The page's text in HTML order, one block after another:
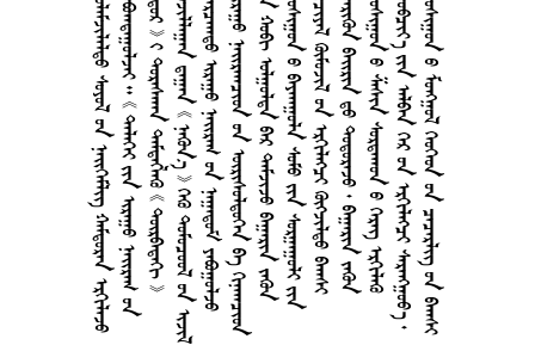
                                                                                